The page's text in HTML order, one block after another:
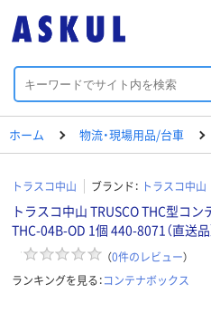
ホーム 物流・現場用品/台車
トラスコ中山 ブランド： トラスコ中山
トラスコ中山 TRUSCO THC型コ
THC-04B-OD 1個 440-8071（直送品
（0件のレビュー）
ランキングを見る：コンテナボックス